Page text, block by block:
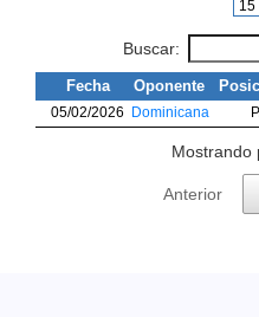
Buscar:
Fecha Oponente
05/02/2026 Dominicana
Mostrando
Anterior